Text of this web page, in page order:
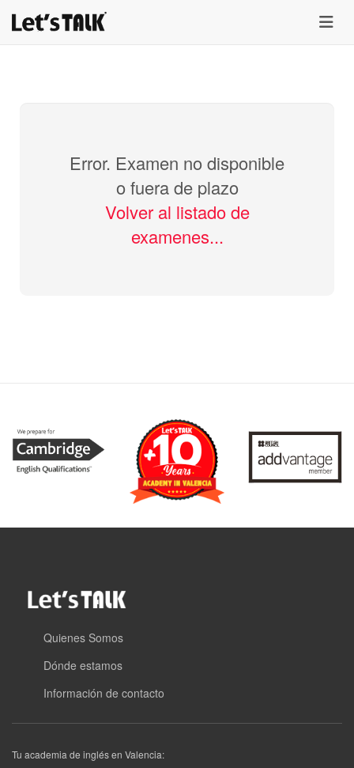
menu
Error. Examen no disponible
o fuera de plazo
Volver al listado de
examenes...
Quienes Somos
Dónde estamos
Información de contacto
Tu academia de inglés en Valencia: